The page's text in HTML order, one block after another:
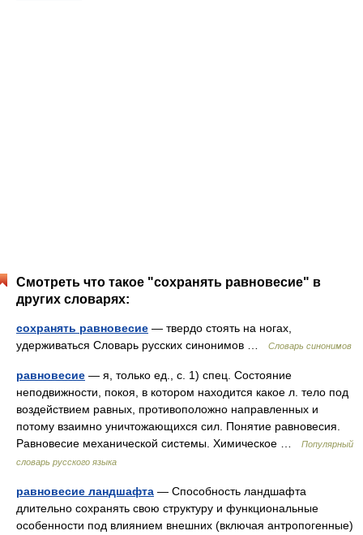
Смотреть что такое "сохранять равновесие" в
других словарях:
сохранять равновесие — твердо стоять на ногах,
удерживаться Словарь русских синонимов …
Словарь синонимов
равновесие — я, только ед., с. 1) спец. Состояние
неподвижности, покоя, в котором находится какое л. тело под
воздействием равных, противоположно направленных и
потому взаимно уничтожающихся сил. Понятие равновесия.
Равновесие механической системы. Химическое …
Популярный
словарь русского языка
равновесие ландшафта — Способность ландшафта
длительно сохранять свою структуру и функциональные
особенности под влиянием внешних (включая антропогенные)